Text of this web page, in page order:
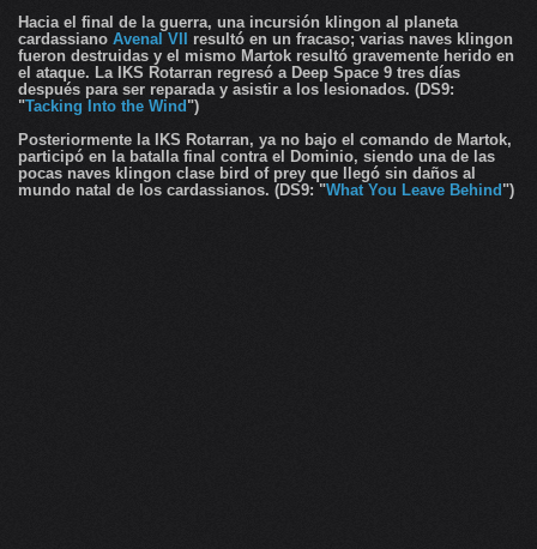
Hacia el final de la guerra, una incursión klingon al planeta
cardassiano Avenal VII
resultó en un fracaso; varias naves klingon
fueron destruidas y el mismo Martok resultó gravemente herido en
el ataque. La IKS Rotarran regresó a Deep Space 9 tres días
después para ser reparada y asistir a los lesionados. (DS9:
"Tacking Into the Wind ")
Posteriormente la IKS Rotarran, ya no bajo el comando de Martok,
participó en la batalla final contra el Dominio, siendo una de las
pocas naves klingon clase bird of prey que llegó sin daños al
mundo natal de los cardassianos. (DS9: "What You Leave Behind ")